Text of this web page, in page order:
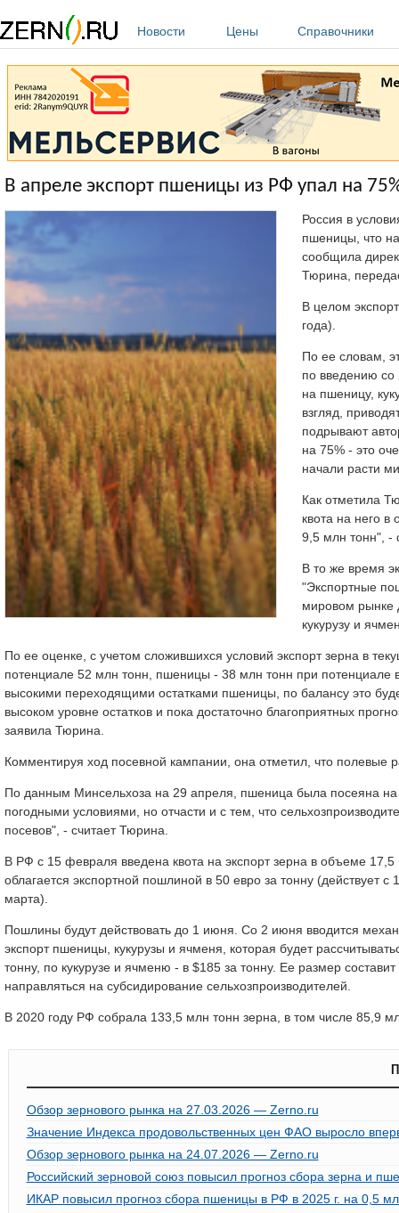
Новости
Цены Справочники
В апреле экспорт пшеницы из РФ упал на
Россия в
пшеницы, что
сообщила
Тюрина,
В целом
года).
По ее словам,
по введению
на пшеницу,
взгляд,
подрывают
на 75% - это
начали расти
Как отметила
квота на него
9,5 млн тонн", -
В то же время
"Экспортные
мировом рынке
кукурузу и
По ее оценке, с учетом сложившихся условий экспорт зерна в
потенциале 52 млн тонн, пшеницы - 38 млн тонн при потенциале
высокими переходящими остатками пшеницы, по балансу это
высоком уровне остатков и пока достаточно благоприятных
заявила Тюрина.
Комментируя ход посевной кампании, она отметил, что полевые
По данным Минсельхоза на 29 апреля, пшеница была посеяна на
погодными условиями, но отчасти и с тем, что
посевов", - считает Тюрина.
В РФ с 15 февраля введена квота на экспорт зерна в объеме
облагается экспортной пошлиной в 50 евро за тонну (действует
марта).
Пошлины будут действовать до 1 июня. Со 2 июня вводится
экспорт пшеницы, кукурузы и ячменя, которая будет
тонну, по кукурузе и ячменю - в $185 за тонну. Ее размер
направляться на субсидирование сельхозпроизводителей.
В 2020 году РФ собрала 133,5 млн тонн зерна, в том числе 85,9
Обзор зернового рынка на 27.03.2026 — Zerno.ru
Значение Индекса продовольственных цен ФАО выросло
Обзор зернового рынка на 24.07.2026 — Zerno.ru
Российский зерновой союз повысил прогноз сбора зерна и
ИКАР повысил прогноз сбора пшеницы в РФ в 2025 г. на 0,5